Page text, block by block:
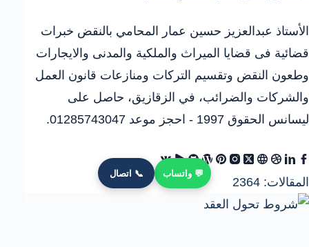
الأستاذ عبدالعزيز حسين عمار المحامي بالنقض خبرات
قضائية فى قضايا الميراث والملكية والمدنى والايجارات
وطعون النقض وتقسيم التركات ومنازعات قانون العمل
والشركات والضرائب، في الزقازيق، حاصل على
ليسانس الحقوق 1997 - احجز موعد 01285743047.
المقالات: 2364
💬 واتساب 📞 اتصال